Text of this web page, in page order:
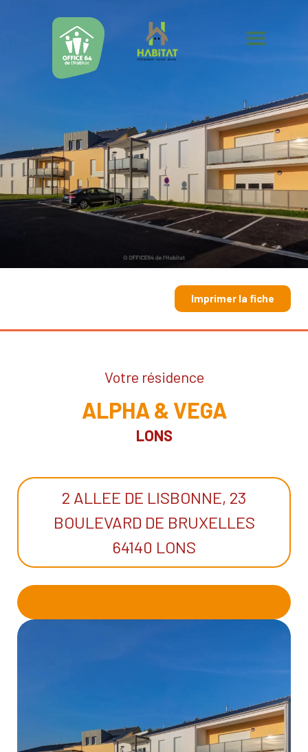
Imprimer la fiche
Votre résidence
ALPHA & VEGA
LONS
2 ALLEE DE LISBONNE, 23
BOULEVARD DE BRUXELLES
64140 LONS